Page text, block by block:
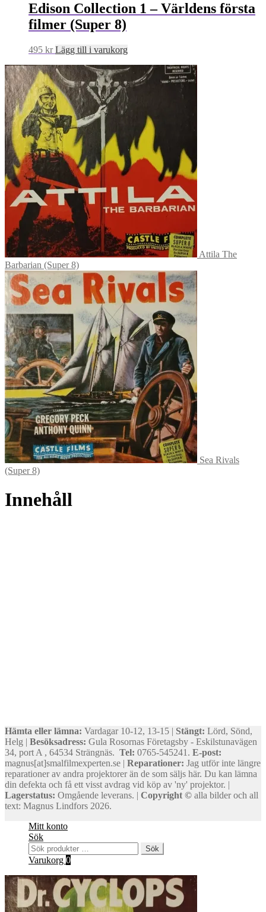
Edison Collection 1 – Världens första
filmer (Super 8)
495 kr Lägg till i varukorg
Attila The
Barbarian (Super 8)
Sea Rivals
(Super 8)
Innehåll
Hämta eller lämna: Vardagar 10-12, 13-15 | Stängt: Lörd, Sönd,
Helg | Besöksadress: Gula Rosornas Företagsby - Eskilstunavägen
34, port A , 64534 Strängnäs. Tel: 0765-545241. E-post:
magnus[at]smalfilmexperten.se | Reparationer: Jag utför inte längre
reparationer av andra projektorer än de som säljs här. Du kan lämna
din defekta och få ett visst avdrag vid köp av 'ny' projektor. |
Lagerstatus: Omgående leverans. | Copyright © alla bilder och all
text: Magnus Lindfors 2026.
Mitt konto
Sök
Sök
efter:
Sök
Varukorg 0